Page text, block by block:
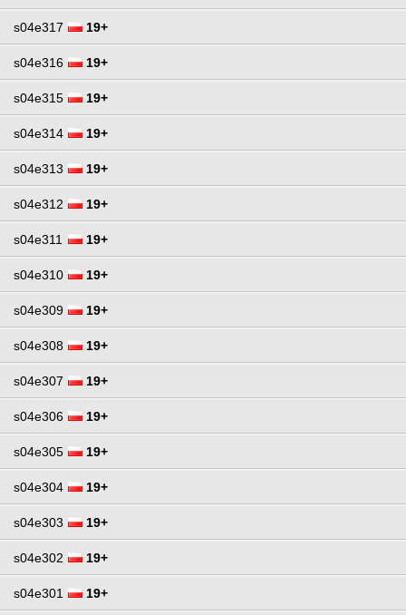
s04e317 19+
s04e316 19+
s04e315 19+
s04e314 19+
s04e313 19+
s04e312 19+
s04e311 19+
s04e310 19+
s04e309 19+
s04e308 19+
s04e307 19+
s04e306 19+
s04e305 19+
s04e304 19+
s04e303 19+
s04e302 19+
s04e301 19+